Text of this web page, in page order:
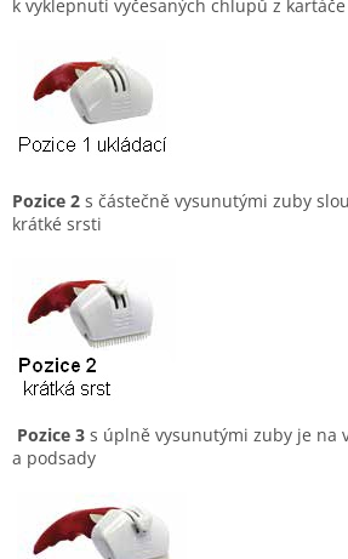
k vyklepnutí vyčesaných chlupů z kartáče
Pozice 2 s částečně vysunutými zuby
krátké srsti
Pozice 3 s úplně vysunutými zuby je na
a podsady